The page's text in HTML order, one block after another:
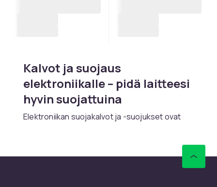
Kalvot ja suojaus
elektroniikalle – pidä laitteesi
hyvin suojattuina
Elektroniikan suojakalvot ja -suojukset ovat